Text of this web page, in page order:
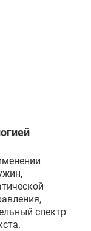
спектр